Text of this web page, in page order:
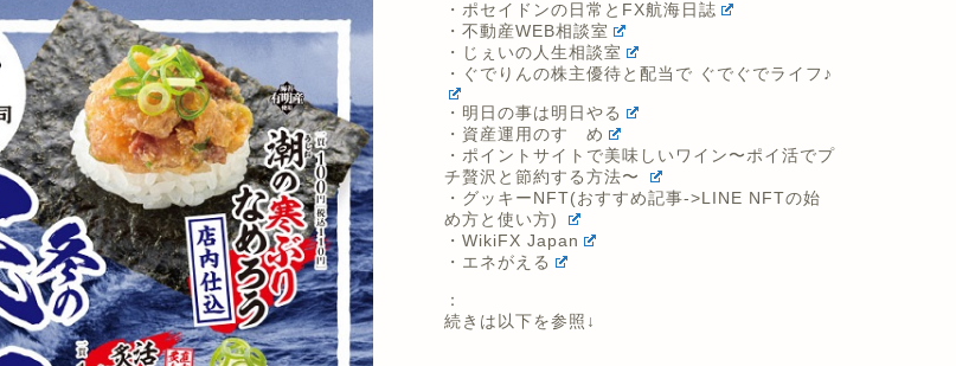
・ポセイドンの日常とFX航海日誌
・不動産WEB相談室
・じぇいの人生相談室
・ぐでりんの株主優待と配当で ぐでぐでライフ♪
・明日の事は明日やる
・資産運用のすゝめ
・ポイントサイトで美味しいワイン〜ポイ活でプ
チ贅沢と節約する方法〜
・グッキーNFT(おすすめ記事->LINE NFTの始
め方と使い方)
・WikiFX Japan
・エネがえる
：
続きは以下を参照↓